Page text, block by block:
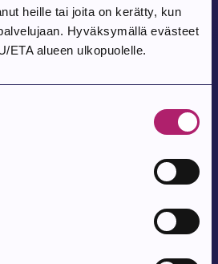
heille tai joita on kerätty, kun
Hyväksymällä evästeet
ETA alueen ulkopuolelle.
Seura
57
7.8.